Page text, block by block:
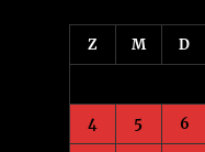
Z M D
4 5 6